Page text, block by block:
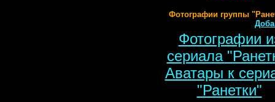
Фотографии группы
Фотографии
сериала
Аватары к
"Ранетки"